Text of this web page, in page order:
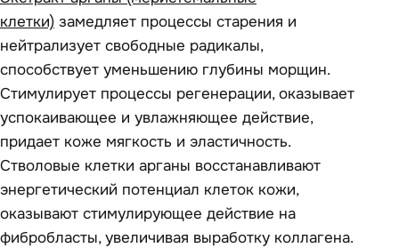
клетки) замедляет процессы старения и
нейтрализует свободные радикалы,
способствует уменьшению глубины морщин.
Стимулирует процессы регенерации, оказывает
успокаивающее и увлажняющее действие,
придает коже мягкость и эластичность.
Стволовые клетки арганы восстанавливают
энергетический потенциал клеток кожи,
оказывают стимулирующее действие на
фибробласты, увеличивая выработку коллагена.